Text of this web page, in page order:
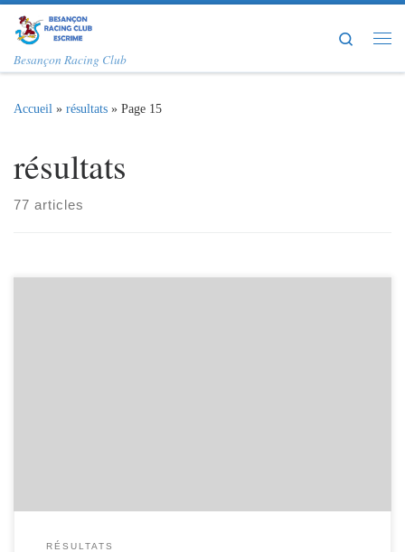
Passer au contenu
Besançon Racing Club
Search
Accueil » résultats » Page 15
résultats
77 articles
RÉSULTATS